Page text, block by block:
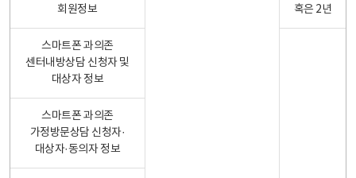
회원정보
혹은 2년
스마트폰 과의존
센터내방상담 신청자 및
대상자 정보
스마트폰 과의존
가정방문상담 신청자·
대상자·동의자 정보